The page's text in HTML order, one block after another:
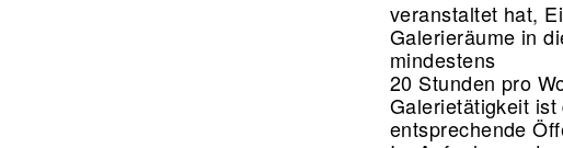
veranstaltet hat,
Galerieräume in
mindestens
20 Stunden pro
Galerietätigkeit
entsprechende